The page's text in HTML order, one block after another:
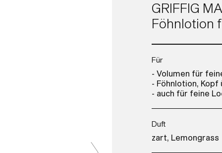
GRIFFIG
Föhnlotion
Für
- Volumen für
- Föhnlotion,
- auch für feine
Duft
zart, Lemongrass